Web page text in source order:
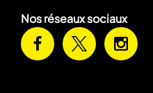
Nos réseaux sociaux